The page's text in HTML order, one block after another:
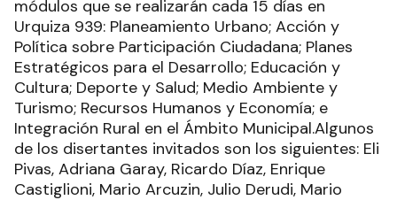
módulos que se realizarán cada 15 días en
Urquiza 939: Planeamiento Urbano; Acción y
Política sobre Participación Ciudadana; Planes
Estratégicos para el Desarrollo; Educación y
Cultura; Deporte y Salud; Medio Ambiente y
Turismo; Recursos Humanos y Economía; e
Integración Rural en el Ámbito Municipal.Algunos
de los disertantes invitados son los siguientes: Eli
Pivas, Adriana Garay, Ricardo Díaz, Enrique
Castiglioni, Mario Arcuzin, Julio Derudi, Mario